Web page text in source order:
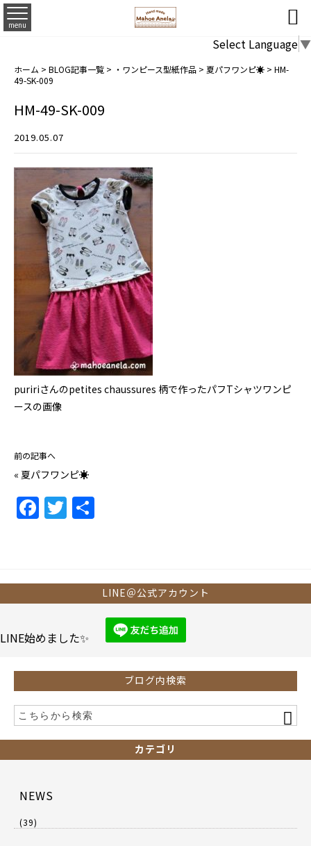
menu 
Select Language▼
ホーム > BLOG記事一覧 > ・ワンピース型紙作品 > 夏パフワンピ☀ > HM-
49-SK-009
HM-49-SK-009
2019.05.07
puririさんのpetites chaussures 柄で作ったパフTシャツワンピ
ースの画像
前の記事へ
« 夏パフワンピ☀
F
a
b
o
k
T
w
LINE＠公式アカウント
LINE始めました✨
ブログ内検索
カテゴリ
NEWS
(39)